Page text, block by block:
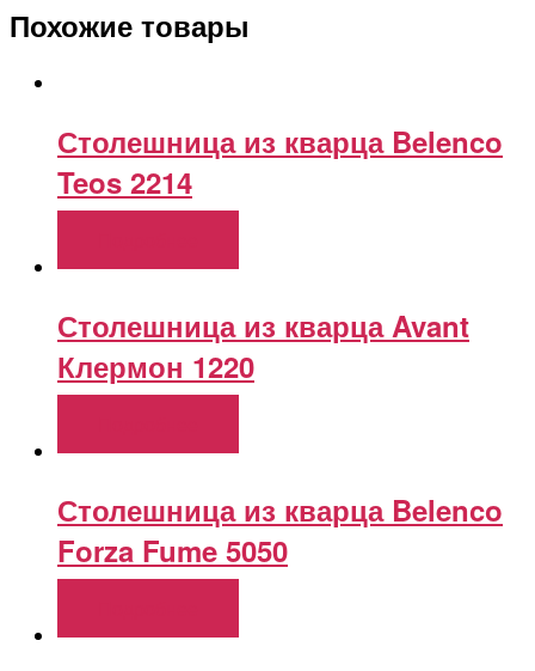
Похожие товары
Столешница из кварца Belenco
Teos 2214
Столешница из кварца Avant
Клермон 1220
Столешница из кварца Belenco
Forza Fume 5050